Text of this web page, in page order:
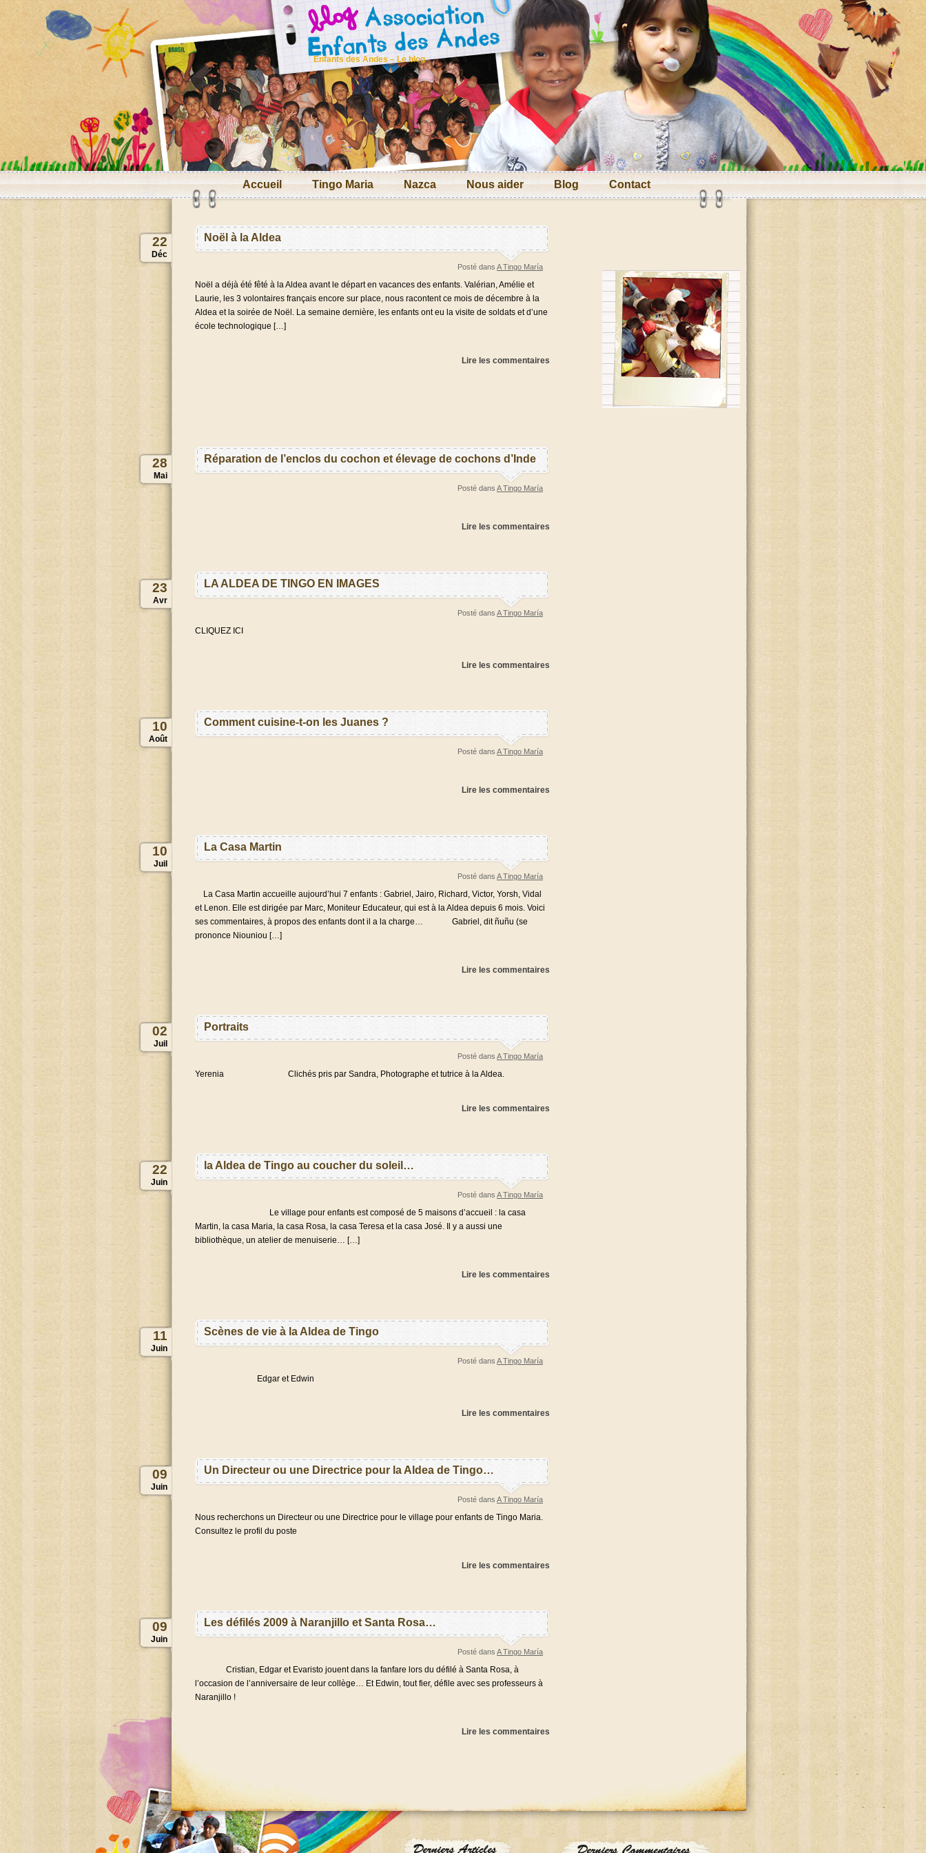
Enfants des Andes – Le blog
Accueil Tingo Maria Nazca Nous aider Blog Contact
Noël à la Aldea
Posté dans A Tingo María
22
Déc
Noël a déjà été fêté à la Aldea avant le départ en vacances des enfants. Valérian, Amélie et
Laurie, les 3 volontaires français encore sur place, nous racontent ce mois de décembre à la
Aldea et la soirée de Noël. La semaine dernière, les enfants ont eu la visite de soldats et d’une
école technologique […]
Lire les commentaires
Réparation de l’enclos du cochon et élevage de cochons d’Inde
Posté dans A Tingo María
28
Mai
Lire les commentaires
LA ALDEA DE TINGO EN IMAGES
Posté dans A Tingo María
23
Avr
CLIQUEZ ICI
Lire les commentaires
Comment cuisine-t-on les Juanes ?
Posté dans A Tingo María
10
Août
Lire les commentaires
La Casa Martin
Posté dans A Tingo María
10
Juil
La Casa Martin accueille aujourd’hui 7 enfants : Gabriel, Jairo, Richard, Victor, Yorsh, Vidal
et Lenon. Elle est dirigée par Marc, Moniteur Educateur, qui est à la Aldea depuis 6 mois. Voici
ses commentaires, à propos des enfants dont il a la charge… Gabriel, dit ñuñu (se
prononce Niouniou […]
Lire les commentaires
Portraits
Posté dans A Tingo María
02
Juil
Yerenia Clichés pris par Sandra, Photographe et tutrice à la Aldea.
Lire les commentaires
la Aldea de Tingo au coucher du soleil…
Posté dans A Tingo María
22
Juin
Le village pour enfants est composé de 5 maisons d’accueil : la casa
Martin, la casa Maria, la casa Rosa, la casa Teresa et la casa José. Il y a aussi une
bibliothèque, un atelier de menuiserie… […]
Lire les commentaires
Scènes de vie à la Aldea de Tingo
Posté dans A Tingo María
11
Juin
Edgar et Edwin
Lire les commentaires
Un Directeur ou une Directrice pour la Aldea de Tingo…
Posté dans A Tingo María
09
Juin
Nous recherchons un Directeur ou une Directrice pour le village pour enfants de Tingo Maria.
Consultez le profil du poste
Lire les commentaires
Les défilés 2009 à Naranjillo et Santa Rosa…
Posté dans A Tingo María
09
Juin
Cristian, Edgar et Evaristo jouent dans la fanfare lors du défilé à Santa Rosa, à
l’occasion de l’anniversaire de leur collège… Et Edwin, tout fier, défile avec ses professeurs à
Naranjillo !
Lire les commentaires